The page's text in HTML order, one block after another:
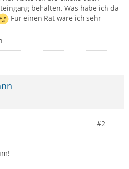
behalten. Was habe ich da
Für einen Rat wäre ich sehr
#2